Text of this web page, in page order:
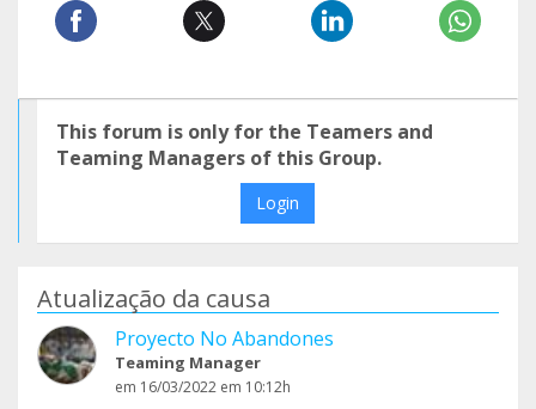
This forum is only for the Teamers and
Teaming Managers of this Group.
Login
Atualização da causa
Proyecto No Abandones
Teaming Manager
em 16/03/2022 em 10:12h